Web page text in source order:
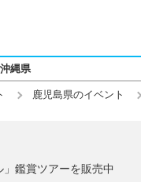
沖縄県
鹿児島県のイベント
鑑賞ツアーを販売中